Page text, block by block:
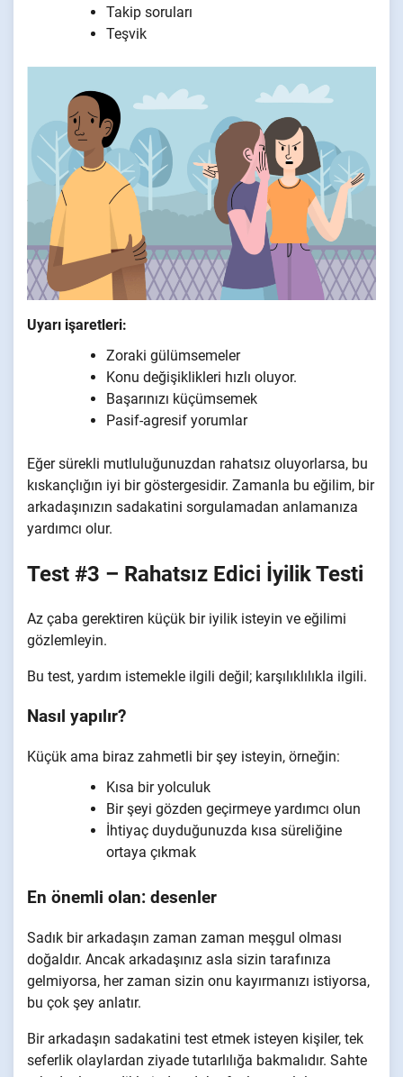
Takip soruları
Teşvik
Uyarı işaretleri:
Zoraki gülümsemeler
Konu değişiklikleri hızlı oluyor.
Başarınızı küçümsemek
Pasif-agresif yorumlar
Eğer sürekli mutluluğunuzdan rahatsız oluyorlarsa, bu
kıskançlığın iyi bir göstergesidir. Zamanla bu eğilim, bir
arkadaşınızın sadakatini sorgulamadan anlamanıza
yardımcı olur.
Test #3 – Rahatsız Edici İyilik Testi
Az çaba gerektiren küçük bir iyilik isteyin ve eğilimi
gözlemleyin.
Bu test, yardım istemekle ilgili değil; karşılıklılıkla ilgili.
Nasıl yapılır?
Küçük ama biraz zahmetli bir şey isteyin, örneğin:
Kısa bir yolculuk
Bir şeyi gözden geçirmeye yardımcı olun
İhtiyaç duyduğunuzda kısa süreliğine
ortaya çıkmak
En önemli olan: desenler
Sadık bir arkadaşın zaman zaman meşgul olması
doğaldır. Ancak arkadaşınız asla sizin tarafınıza
gelmiyorsa, her zaman sizin onu kayırmanızı istiyorsa,
bu çok şey anlatır.
Bir arkadaşın sadakatini test etmek isteyen kişiler, tek
seferlik olaylardan ziyade tutarlılığa bakmalıdır. Sahte